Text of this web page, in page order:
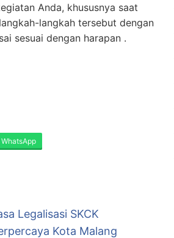
Anda, khususnya saat
langkah tersebut dengan
sesuai dengan harapan .
WhatsApp
Legalisasi SKCK
Kota Malang